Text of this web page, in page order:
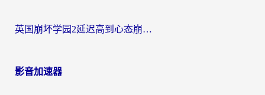
英国崩坏学园2延迟高到心态崩？海外党国服游戏加速终极指南
影音加速器